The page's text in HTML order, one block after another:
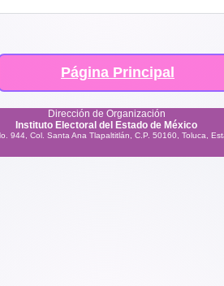
Página Principal
Dirección de Organización
Instituto Electoral del Estado de México
944, Col. Santa Ana Tlapaltitlán, C.P. 50160, Toluca,